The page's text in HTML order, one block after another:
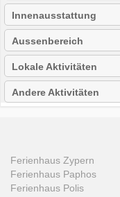
Innenausstattung
Aussenbereich
Lokale Aktivitäten
Andere Aktivitäten
Ferienhaus Zypern
Ferienhaus Paphos
Ferienhaus Polis